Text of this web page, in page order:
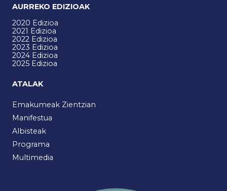
AURREKO EDIZIOAK
2020 Edizioa
2021 Edizioa
2022 Edizioa
2023 Edizioa
2024 Edizioa
2025 Edizioa
ATALAK
Emakumeak Zientzian
Manifestua
Albisteak
Programa
Multimedia